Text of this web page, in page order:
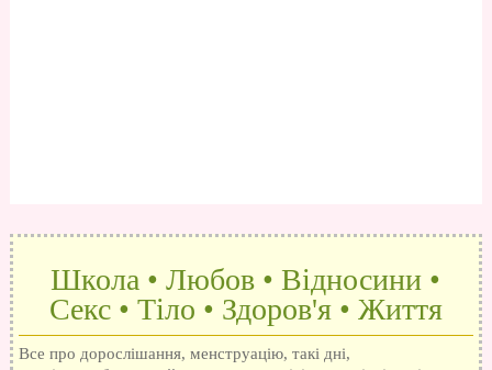
Школа • Любов • Відносини •
Секс • Тіло • Здоров'я • Життя
Все про дорослішання, менструацію, такі дні,